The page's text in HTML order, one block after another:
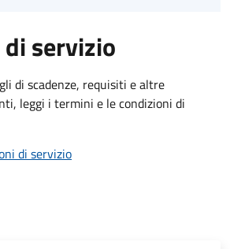
servizio
di scadenze, requisiti e altre
leggi i termini e le condizioni di
di servizio